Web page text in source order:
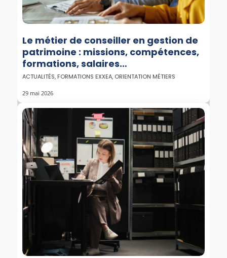
Le métier de conseiller en gestion de
patrimoine : missions, compétences,
formations, salaires…
ACTUALITÉS, FORMATIONS EXXEA, ORIENTATION MÉTIERS
29 mai 2026